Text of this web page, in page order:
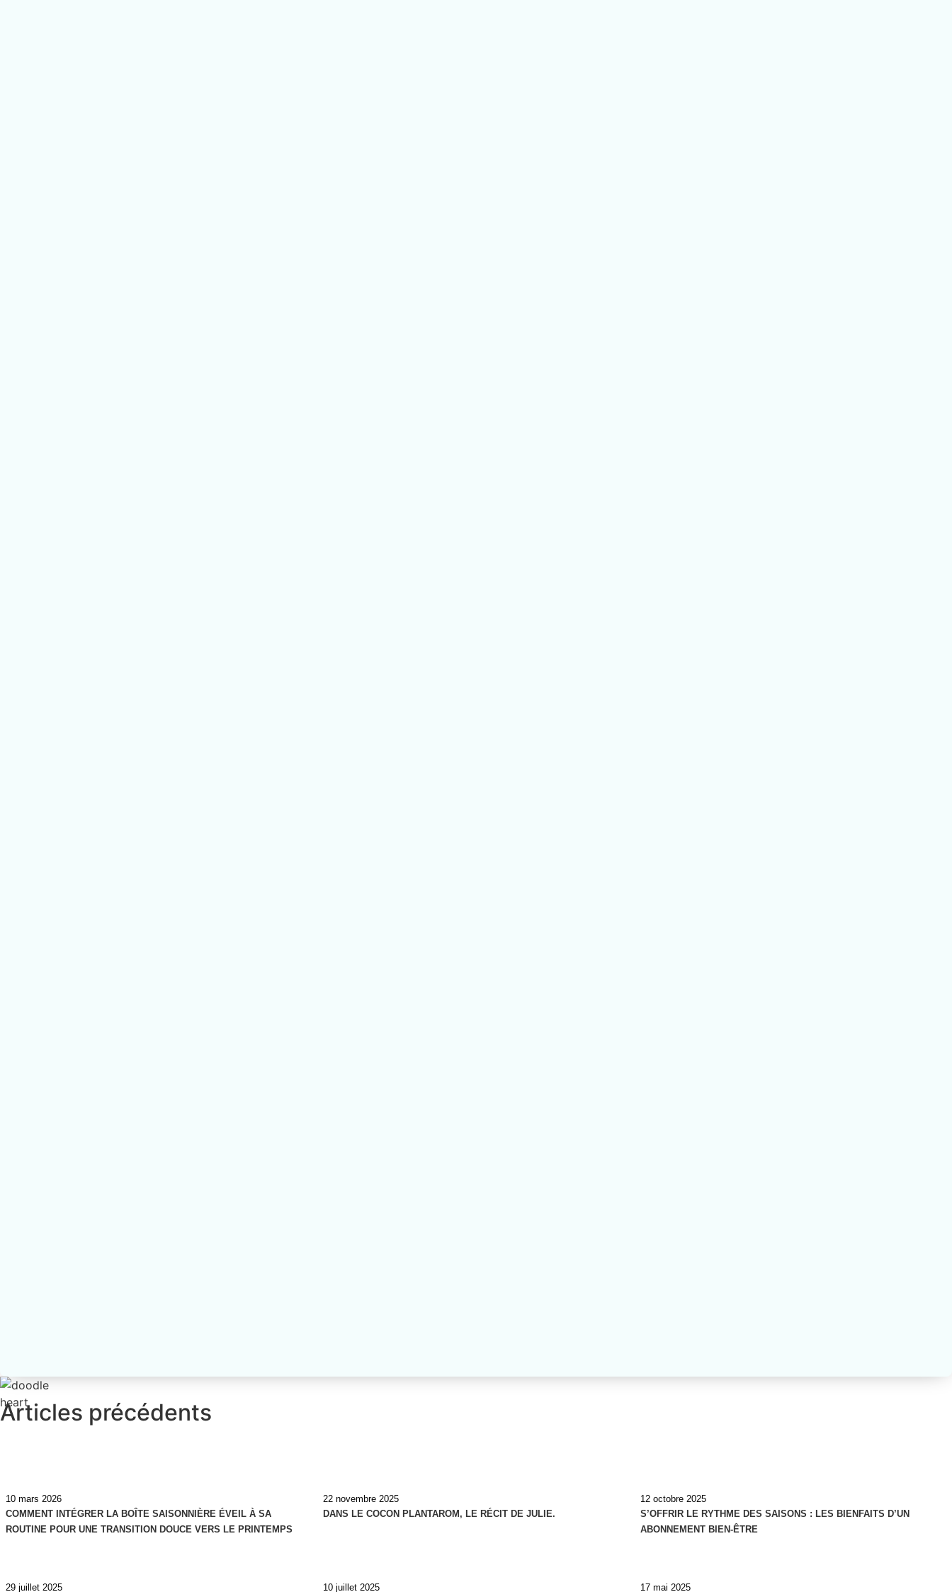
Articles précédents
10 mars 2026
COMMENT INTÉGRER LA BOÎTE SAISONNIÈRE ÉVEIL À SA
ROUTINE POUR UNE TRANSITION DOUCE VERS LE PRINTEMPS
22 novembre 2025
DANS LE COCON PLANTAROM, LE RÉCIT DE JULIE.
12 octobre 2025
S’OFFRIR LE RYTHME DES SAISONS : LES BIENFAITS D’UN
ABONNEMENT BIEN-ÊTRE
29 juillet 2025 10 juillet 2025 17 mai 2025